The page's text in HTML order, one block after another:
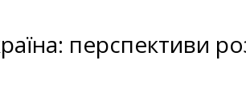
перспективи